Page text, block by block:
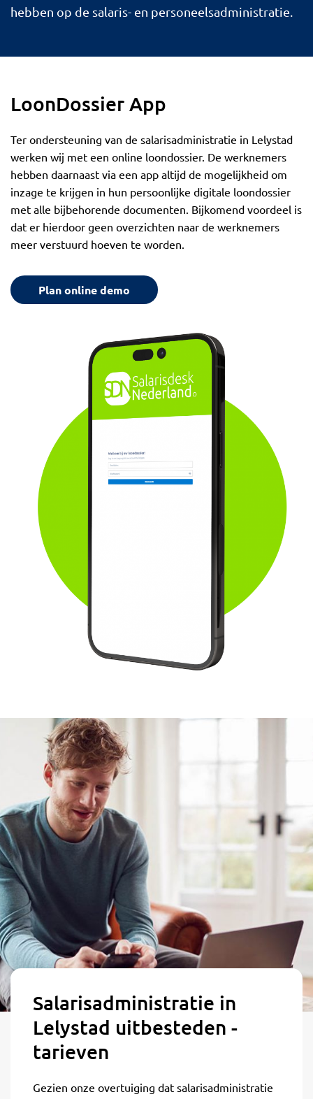
hebben op de salaris- en personeelsadministratie.
LoonDossier App
Ter ondersteuning van de salarisadministratie in Lelystad
werken wij met een online loondossier. De werknemers
hebben daarnaast via een app altijd de mogelijkheid om
inzage te krijgen in hun persoonlijke digitale loondossier
met alle bijbehorende documenten. Bijkomend voordeel is
dat er hierdoor geen overzichten naar de werknemers
meer verstuurd hoeven te worden.
Plan online demo
Salarisadministratie in
Lelystad uitbesteden -
tarieven
Gezien onze overtuiging dat salarisadministratie